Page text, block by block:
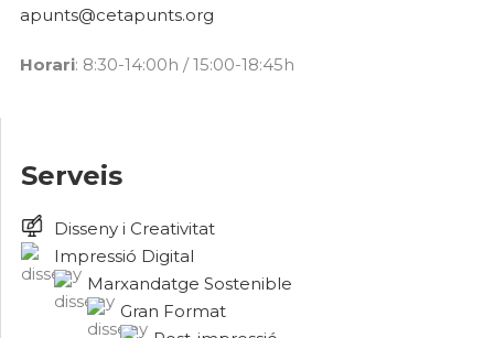
apunts@cetapunts.org
Horari: 8:30-14:00h / 15:00-18:45h
Serveis
Disseny i Creativitat
Impressió Digital
Marxandatge Sostenible
Gran Format